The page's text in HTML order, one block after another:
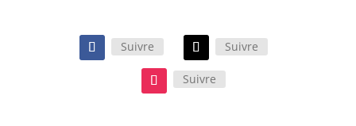
Suivre Suivre
Suivre